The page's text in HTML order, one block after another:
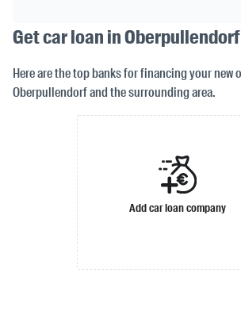
Get car loan in Oberpullendorf
Here are the top banks for financing your new
Oberpullendorf and the surrounding area.
Add car loan company